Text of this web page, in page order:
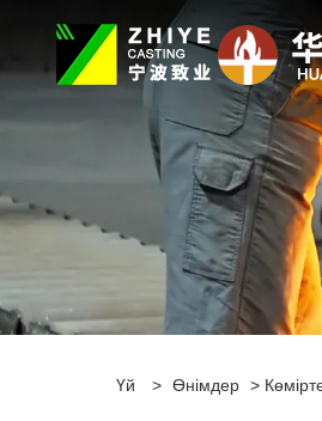
Үй > Өнімдер >